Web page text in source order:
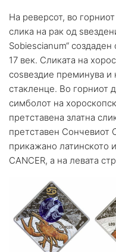
На реверсот, во
слика на рак од
Sobiescianum“ создаден
17 век. Сликата на
соѕвездие преминува и
стакленце. Во горниот
симболот на
претставена златна
претставен Сончевиот
прикажано латинското
CANCER, а на левата